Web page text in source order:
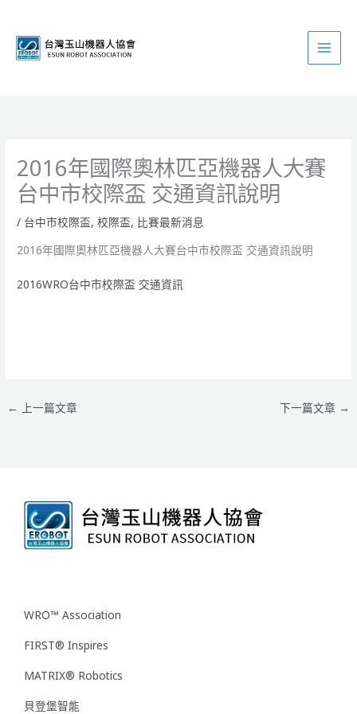
2016年國際奧林匹亞機器人大賽
台中市校際盃 交通資訊說明
/ 台中市校際盃,校際盃, 比賽最新消息
2016年國際奧林匹亞機器人大賽台中市校際盃 交通資訊說明
2016WRO台中市校際盃 交通資訊
← 上一篇文章 下一篇文章 →
WRO™ Association
FIRST® Inspires
MATRIX® Robotics
貝登堡智能